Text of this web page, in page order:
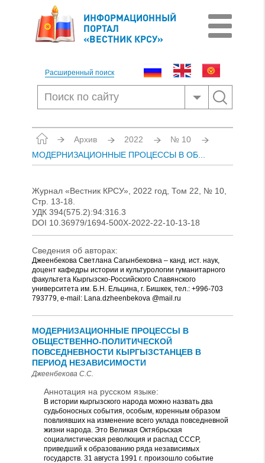
ИНФОРМАЦИОННЫЙ
ПОРТАЛ
«ВЕСТНИК КРСУ»
Расширенный поиск
Архив 2022
№ 10
МОДЕРНИЗАЦИОННЫЕ ПРОЦЕССЫ В ОБ...
Журнал «Вестник КРСУ», 2022 год, Том 22, № 10,
Стр. 13-18.
УДК 394(575.2):94:316.3
DOI 10.36979/1694-500X-2022-22-10-13-18
Сведения об авторах:
Джеенбекова Светлана Сагынбековна – канд. ист. наук,
доцент кафедры истории и культурологии гуманитарного
факультета Кыргызско-Российского Славянского
университета им. Б.Н. Ельцина, г. Бишкек, тел.: +996-703
793779, e-mail: Lana.dzheenbekova @mail.ru
МОДЕРНИЗАЦИОННЫЕ ПРОЦЕССЫ В
ОБЩЕСТВЕННО-ПОЛИТИЧЕСКОЙ
ПОВСЕДНЕВНОСТИ КЫРГЫЗСТАНЦЕВ В
ПЕРИОД НЕЗАВИСИМОСТИ
Джеенбекова С.С.
Аннотация на русском языке:
В истории кыргызского народа можно назвать два
судьбоносных события, особым, коренным образом
повлиявших на изменение всего уклада повседневной
жизни народа. Это Великая Октябрьская
социалистическая революция и распад СССР,
приведший к образованию ряда независимых
государств. 31 августа 1991 г. произошло событие